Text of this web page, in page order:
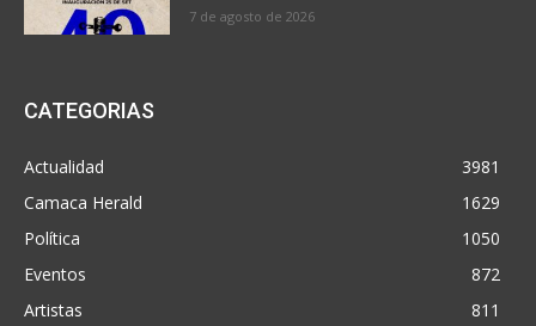
7 de agosto de 2026
CATEGORIAS
Actualidad
3981
Camaca Herald
1629
Política
1050
Eventos
872
Artistas
811